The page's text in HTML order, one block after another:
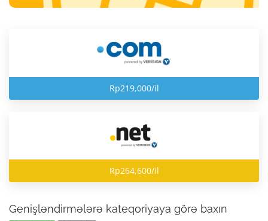
Rp219,000/il
Rp264,600/il
Genişləndirmələrə kateqoriyaya görə baxın